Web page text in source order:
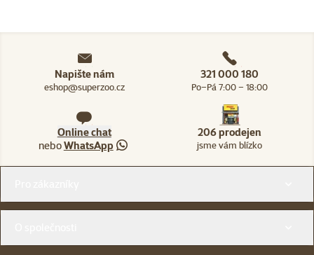
Napište nám
eshop@superzoo.cz
321 000 180
Po–Pá 7:00 – 18:00
Online chat
neboWhatsApp
206 prodejen
jsme vám blízko